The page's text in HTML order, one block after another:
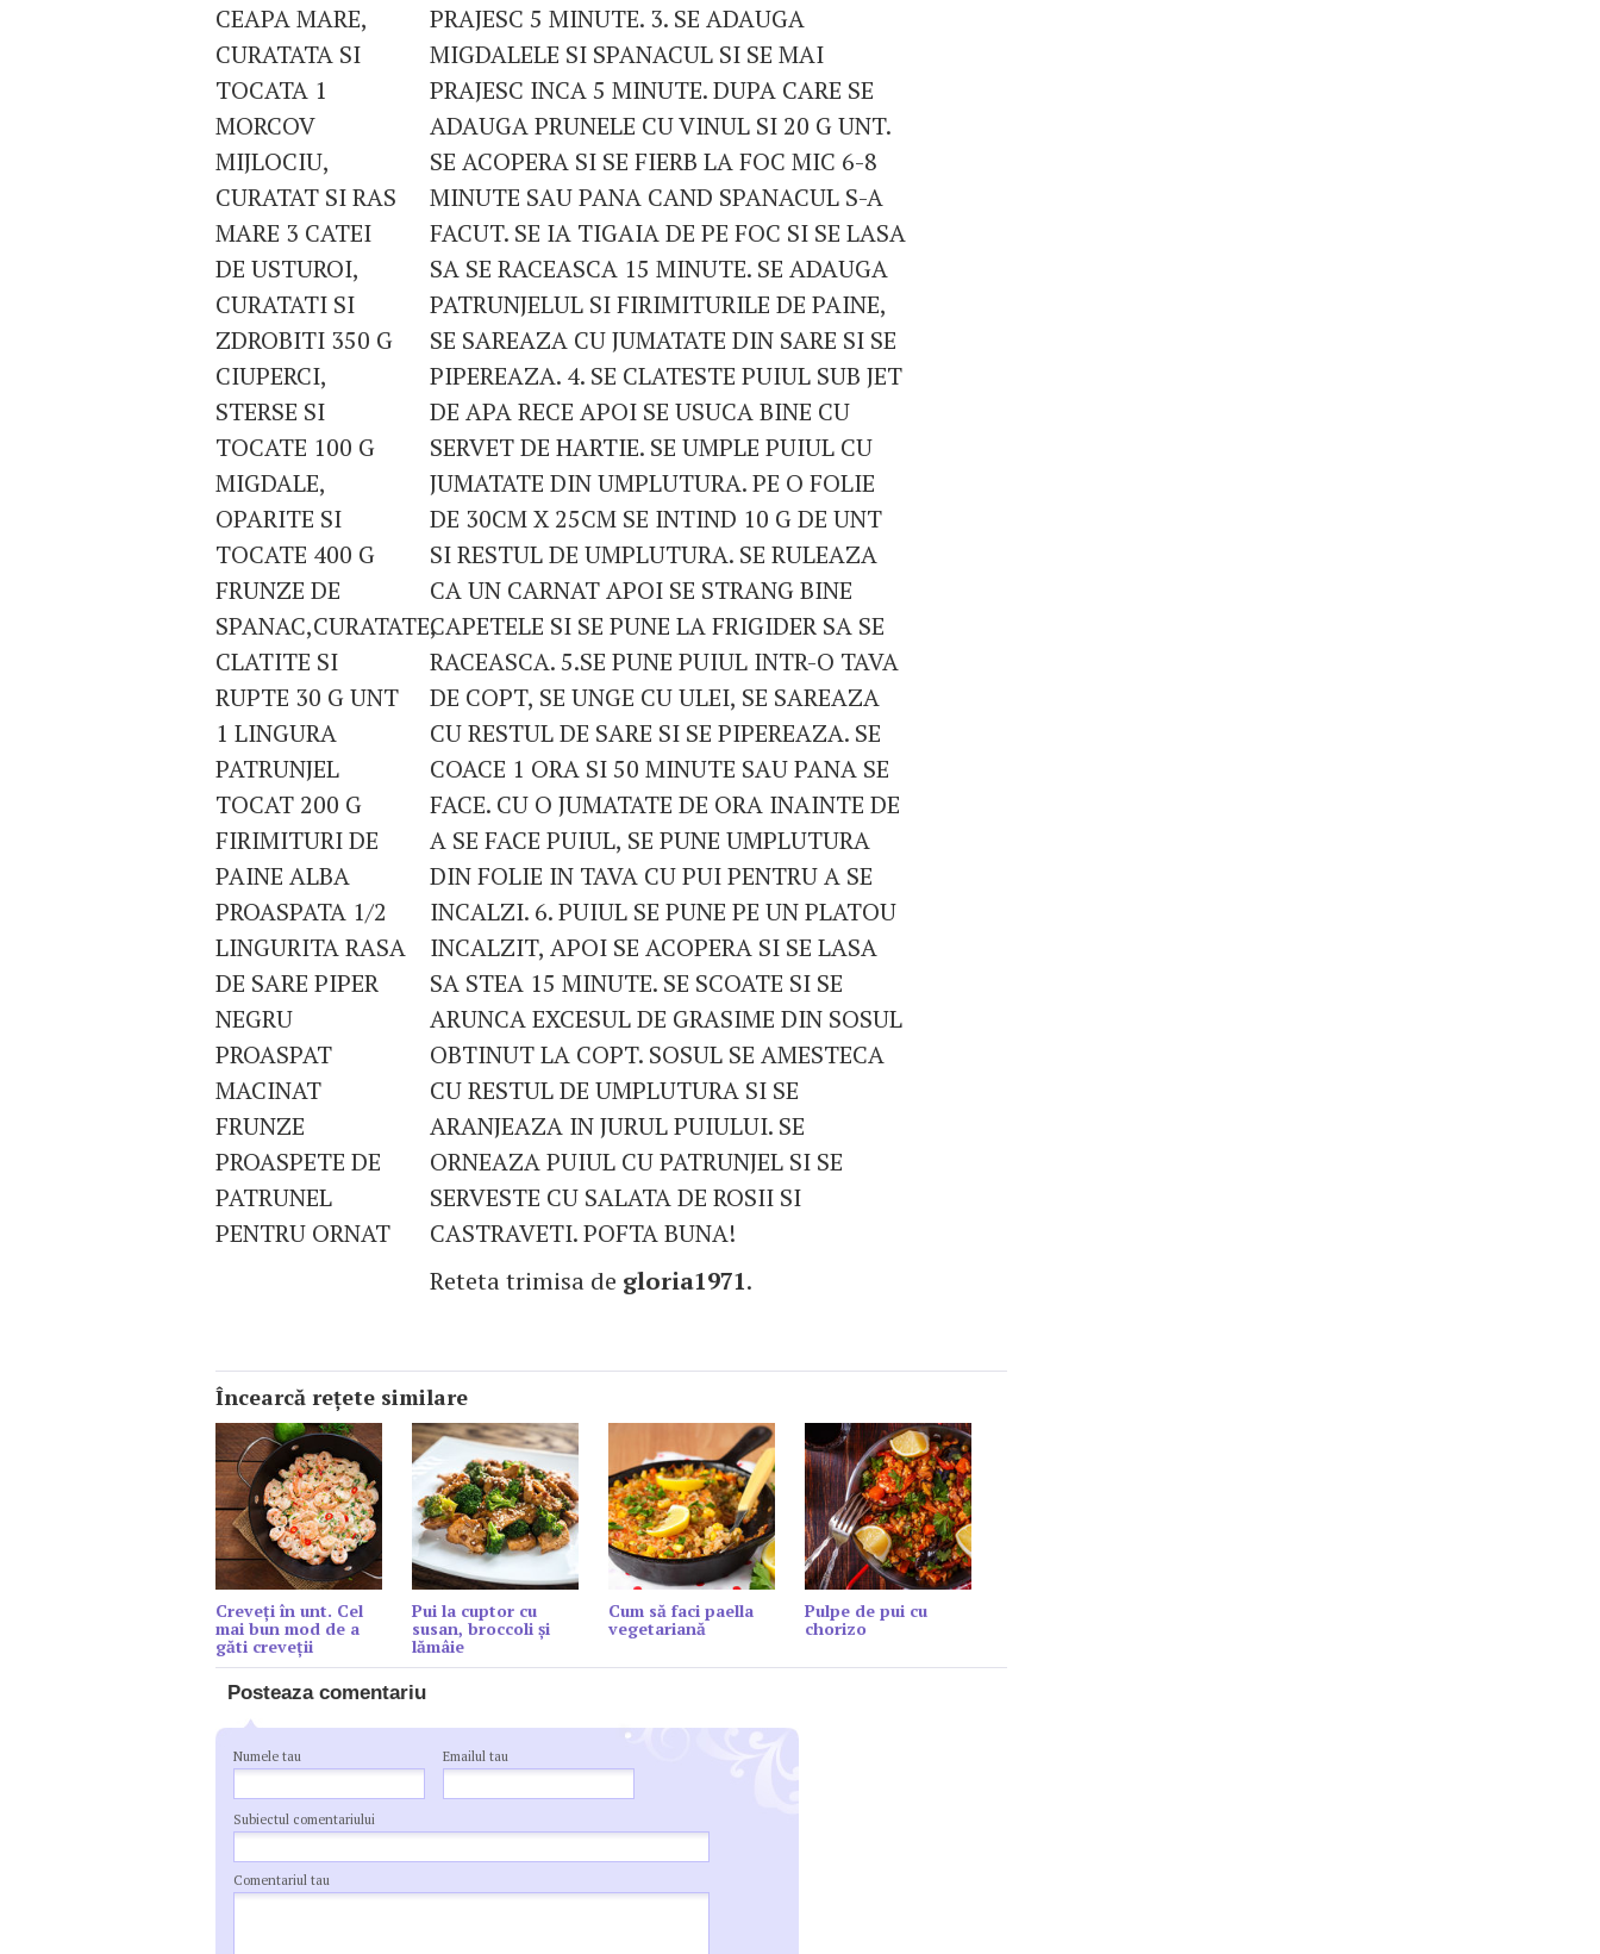
CEAPA MARE,
CURATATA SI
TOCATA 1
MORCOV
MIJLOCIU,
CURATAT SI RAS
MARE 3 CATEI
DE USTUROI,
CURATATI SI
ZDROBITI 350 G
CIUPERCI,
STERSE SI
TOCATE 100 G
MIGDALE,
OPARITE SI
TOCATE 400 G
FRUNZE DE
SPANAC,CURATATE,
CLATITE SI
RUPTE 30 G UNT
1 LINGURA
PATRUNJEL
TOCAT 200 G
FIRIMITURI DE
PAINE ALBA
PROASPATA 1/2
LINGURITA RASA
DE SARE PIPER
NEGRU
PROASPAT
MACINAT
FRUNZE
PROASPETE DE
PATRUNEL
PENTRU ORNAT
PRAJESC 5 MINUTE. 3. SE ADAUGA
MIGDALELE SI SPANACUL SI SE MAI
PRAJESC INCA 5 MINUTE. DUPA CARE SE
ADAUGA PRUNELE CU VINUL SI 20 G UNT.
SE ACOPERA SI SE FIERB LA FOC MIC 6-8
MINUTE SAU PANA CAND SPANACUL S-A
FACUT. SE IA TIGAIA DE PE FOC SI SE LASA
SA SE RACEASCA 15 MINUTE. SE ADAUGA
PATRUNJELUL SI FIRIMITURILE DE PAINE,
SE SAREAZA CU JUMATATE DIN SARE SI SE
PIPEREAZA. 4. SE CLATESTE PUIUL SUB JET
DE APA RECE APOI SE USUCA BINE CU
SERVET DE HARTIE. SE UMPLE PUIUL CU
JUMATATE DIN UMPLUTURA. PE O FOLIE
DE 30CM X 25CM SE INTIND 10 G DE UNT
SI RESTUL DE UMPLUTURA. SE RULEAZA
CA UN CARNAT APOI SE STRANG BINE
CAPETELE SI SE PUNE LA FRIGIDER SA SE
RACEASCA. 5.SE PUNE PUIUL INTR-O TAVA
DE COPT, SE UNGE CU ULEI, SE SAREAZA
CU RESTUL DE SARE SI SE PIPEREAZA. SE
COACE 1 ORA SI 50 MINUTE SAU PANA SE
FACE. CU O JUMATATE DE ORA INAINTE DE
A SE FACE PUIUL, SE PUNE UMPLUTURA
DIN FOLIE IN TAVA CU PUI PENTRU A SE
INCALZI. 6. PUIUL SE PUNE PE UN PLATOU
INCALZIT, APOI SE ACOPERA SI SE LASA
SA STEA 15 MINUTE. SE SCOATE SI SE
ARUNCA EXCESUL DE GRASIME DIN SOSUL
OBTINUT LA COPT. SOSUL SE AMESTECA
CU RESTUL DE UMPLUTURA SI SE
ARANJEAZA IN JURUL PUIULUI. SE
ORNEAZA PUIUL CU PATRUNJEL SI SE
SERVESTE CU SALATA DE ROSII SI
CASTRAVETI. POFTA BUNA!
Reteta trimisa de gloria1971.
Încearcă reţete similare
Creveți în unt. Cel
mai bun mod de a
găti creveții
Pui la cuptor cu
susan, broccoli și
lămâie
Cum să faci paella
vegetariană
Pulpe de pui cu
chorizo
Posteaza comentariu
Numele tau Emailul tau
Subiectul comentariului
Comentariul tau